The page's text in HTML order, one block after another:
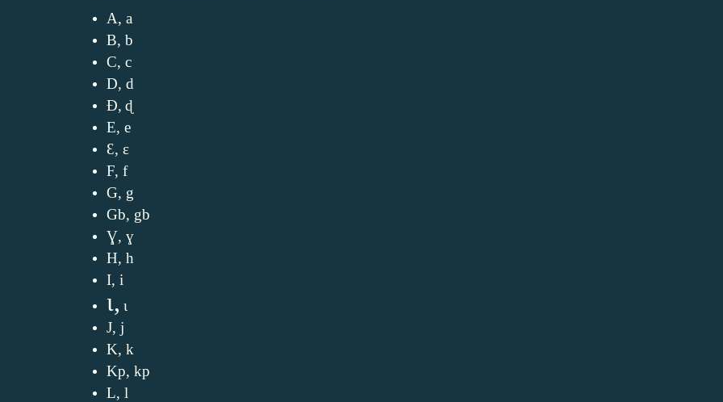
A, a
B, b
C, c
D, d
Ɖ, ɖ
E, e
Ɛ, ɛ
F, f
G, g
Gb, gb
Ɣ, ɣ
H, h
I, i
ɩ, ɩ
J, j
K, k
Kp, kp
L, l